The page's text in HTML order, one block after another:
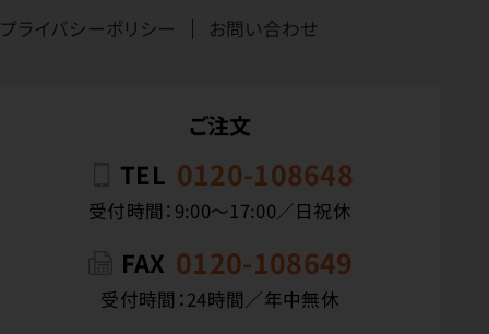
プライバシーポリシー
お問い合わせ
ご注文
TEL 0120-108648
受付時間：9:00〜17:00／日祝休
FAX 0120-108649
受付時間：24時間／年中無休